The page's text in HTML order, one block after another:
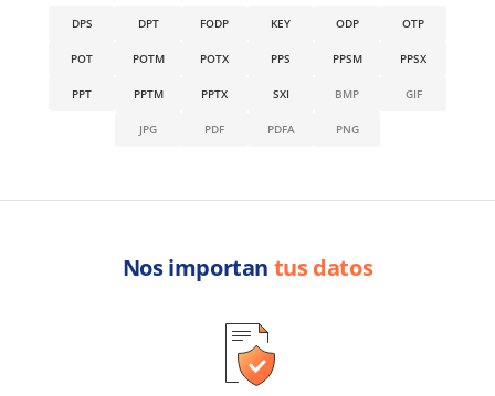
DPS DPT FODP KEY ODP OTP
POT POTM POTX PPS PPSM PPSX
PPT PPTM PPTX SXI BMP GIF
JPG PDF PDFA PNG
Nos importan tus datos